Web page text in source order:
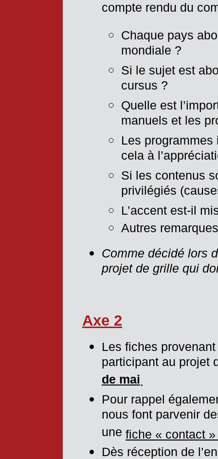
compte rendu du
Chaque pays
mondiale ?
Si le sujet est
cursus ?
Quelle est
manuels et les
Les
cela à
Si les contenus
privilégiés
L’accent est-il
Autres remarques
Comme décidé lors
projet de grille qui
Axe 2
Les fiches
participant au projet
de mai.
Pour rappel
nous font parvenir
une fiche « contact
Dès réception de